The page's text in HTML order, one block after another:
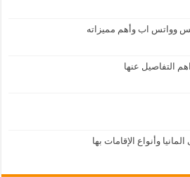
وواتس اب وأهم مميزاته
وأنواع الإقامات بها